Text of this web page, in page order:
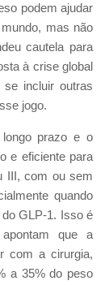
podem ajudar
mas não
cautela para
à crise global
incluir outras
jogo.
longo prazo e o
e eficiente para
III, com ou sem
quando
GLP-1. Isso é
que a
com a cirurgia,
a 35% do peso